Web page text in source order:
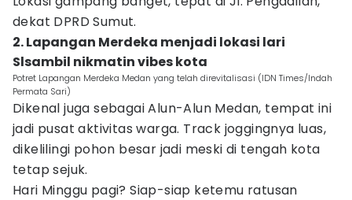
dekat DPRD Sumut.
2. Lapangan Merdeka menjadi lokasi lari
Slsambil nikmatin vibes kota
Potret Lapangan Merdeka Medan yang telah direvitalisasi (IDN Times/Indah
Permata Sari)
Dikenal juga sebagai Alun-Alun Medan, tempat ini
jadi pusat aktivitas warga. Track joggingnya luas,
dikelilingi pohon besar jadi meski di tengah kota
tetap sejuk.
Hari Minggu pagi? Siap-siap ketemu ratusan